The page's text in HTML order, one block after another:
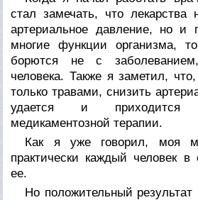
стал замечать, что лекарства
артериальное давление, но и
многие функции организма,
борются не с
человека. Также я заметил,
только травами, снизить
удается и приходится
медикаментозной терапии.
Как я уже говорил, моя
практически каждый человек в
ее.
Но положительный результат